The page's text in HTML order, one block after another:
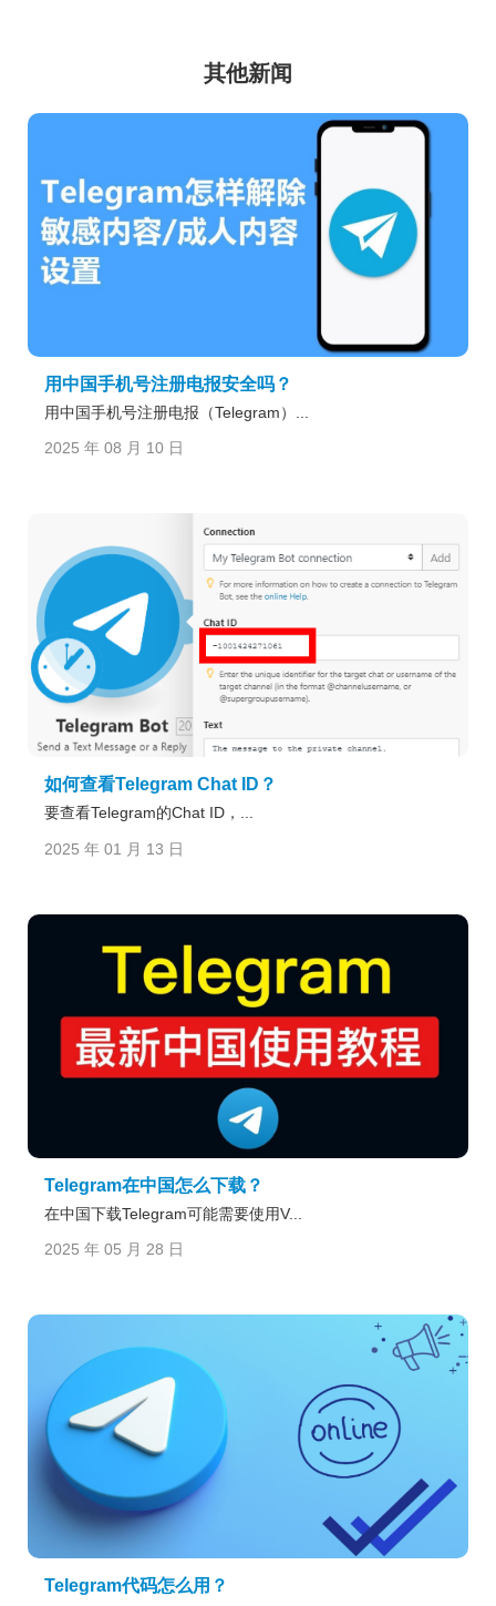
其他新闻
用中国手机号注册电报安全吗？
用中国手机号注册电报（Telegram）...
2025 年 08 月 10 日
如何查看Telegram Chat ID？
要查看Telegram的Chat ID，...
2025 年 01 月 13 日
Telegram在中国怎么下载？
在中国下载Telegram可能需要使用V...
2025 年 05 月 28 日
Telegram代码怎么用？